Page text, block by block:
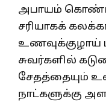
அபாயம்
சரியாகக்
உணவுக்குழாய்
சுவர்களில்
சேதத்தையும்
நாட்களுக்கு